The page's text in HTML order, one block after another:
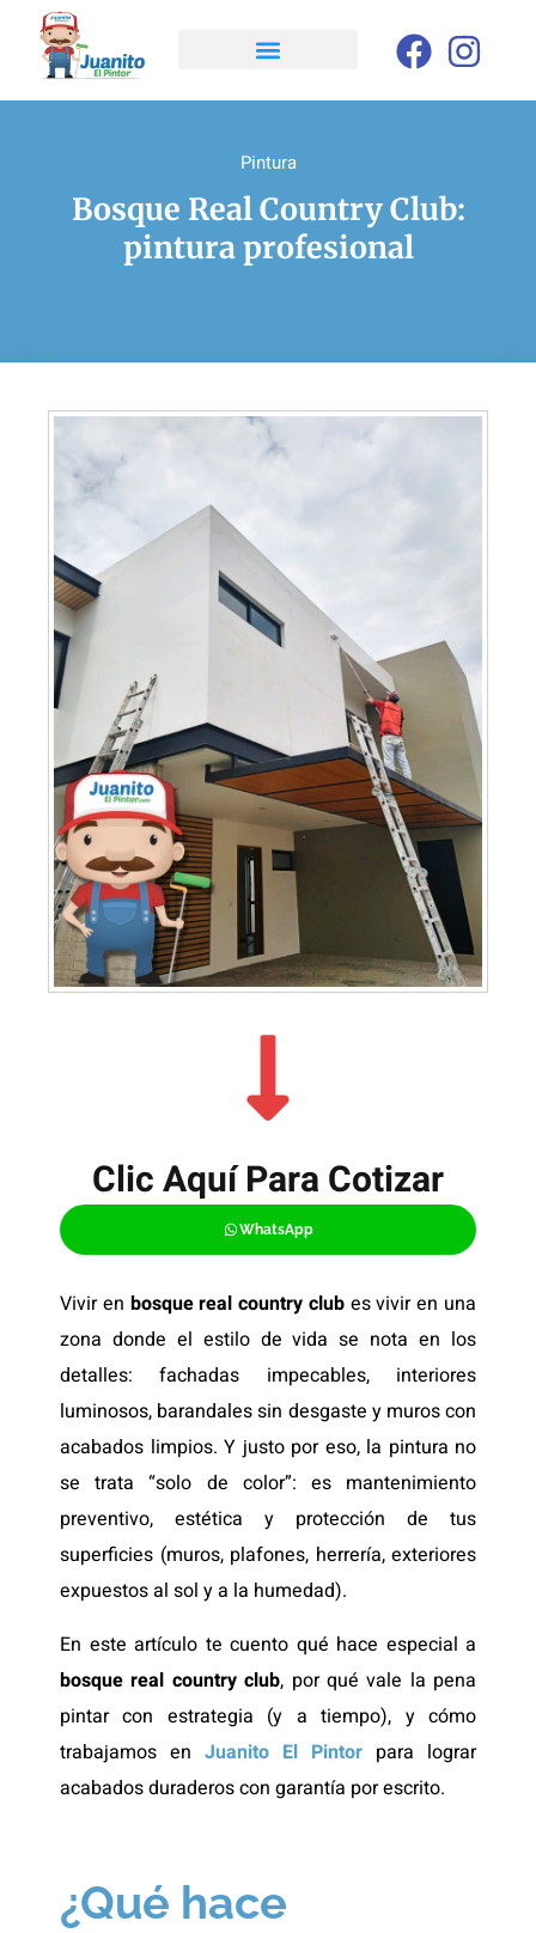
Pintura
Bosque Real Country Club:
pintura profesional
Clic Aquí Para Cotizar​
WhatsApp
Vivir en bosque real country clubes vivir en una
zona donde el estilo de vida se nota en los
detalles: fachadas impecables, interiores
luminosos, barandales sin desgaste y muros con
acabados limpios. Y justo por eso, la pintura no
se trata “solo de color”: es mantenimiento
preventivo, estética y protección de tus
superficies (muros, plafones, herrería, exteriores
expuestos al sol y a la humedad).
En este artículo te cuento qué hace especial a
bosque real country club, por qué vale la pena
pintar con estrategia (y a tiempo), y cómo
trabajamos en Juanito El Pintor para lograr
acabados duraderos con garantía por escrito.
¿Qué hace